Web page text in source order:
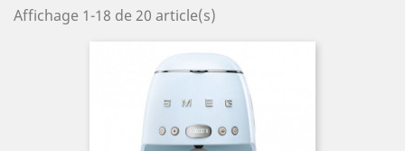
Affichage 1-18 de 20 article(s)